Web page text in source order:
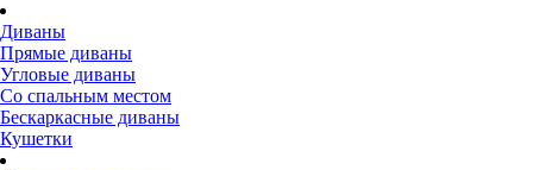
Диваны
Прямые диваны
Угловые диваны
Со спальным местом
Бескаркасные диваны
Кушетки